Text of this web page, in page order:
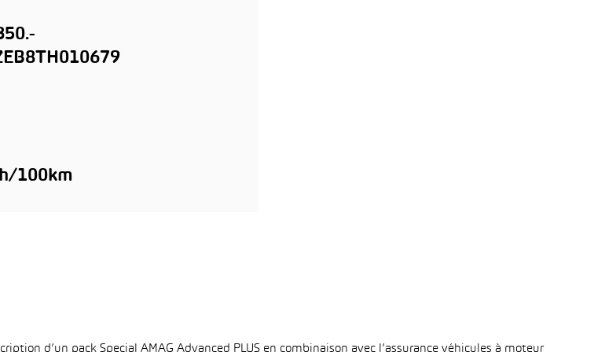
100km
d’un pack Special AMAG Advanced PLUS en combinaison avec l’assurance véhicules à moteur